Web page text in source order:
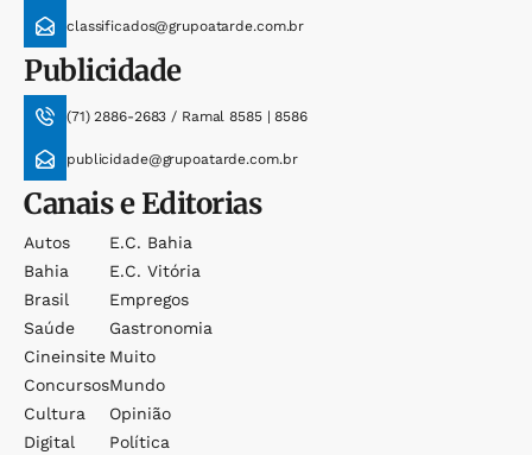
classificados@grupoatarde.com.br
Publicidade
(71) 2886-2683 / Ramal 8585 | 8586
publicidade@grupoatarde.com.br
Canais e Editorias
Autos
Bahia
Brasil
Saúde
Cineinsite
Concursos
Cultura
Digital
E.c. Bahia
E.c. Vitória
Empregos
Gastronomia
Muito
Mundo
Opinião
Política